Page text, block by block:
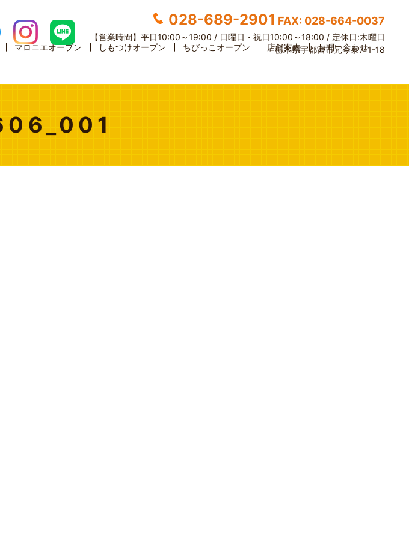
028-689-2901 FAX: 028-664-0037
【営業時間】 平日10:00～19:00 / 日曜日・祝日10:00～18:00 / 定休日:木曜日
栃木県宇都宮市元今泉7-1-18
マロニエオープン しもつけオープン ちびっこオープン 店舗案内 お問い合わせ